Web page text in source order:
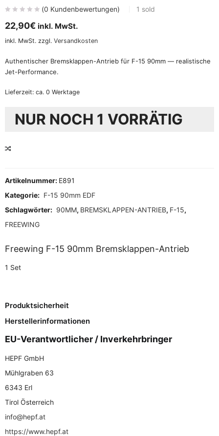
(0 Kundenbewertungen) 1 sold
22,90€ inkl. MwSt.
inkl. MwSt. zzgl. Versandkosten
Authentischer Bremsklappen-Antrieb für F-15 90mm — realistische
Jet-Performance.
Lieferzeit: ca. 0 Werktage
NUR NOCH 1 VORRÄTIG
Artikelnummer: E891
Kategorie: F-15 90mm EDF
Schlagwörter: 90MM, BREMSKLAPPEN-ANTRIEB, F-15,
FREEWING
Freewing F-15 90mm Bremsklappen-Antrieb
1 Set
Produktsicherheit
Herstellerinformationen
EU-Verantwortlicher / Inverkehrbringer
HEPF GmbH
Mühlgraben 63
6343 Erl
Tirol Österreich
info@hepf.at
https://www.hepf.at